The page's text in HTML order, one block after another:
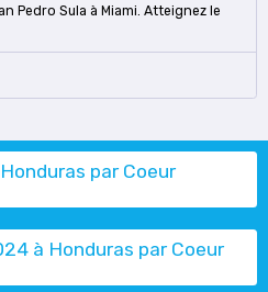
Pedro Sula à Miami. Atteignez le
par Coeur
à Honduras par Coeur